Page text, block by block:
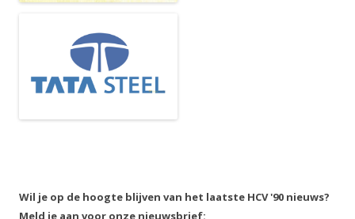
Wil je op de hoogte blijven van het laatste HCV '90 nieuws?
Meld je aan voor onze nieuwsbrief: